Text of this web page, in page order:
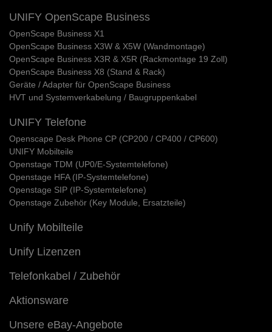
UNIFY OpenScape Business
OpenScape Business X1
OpenScape Business X3W & X5W (Wandmontage)
OpenScape Business X3R & X5R (Rackmontage 19 Zoll)
OpenScape Business X8 (Stand & Rack)
Geräte / Adapter für OpenScape Business
HVT und Systemverkabelung / Baugruppenkabel
UNIFY Telefone
Openscape Desk Phone CP (CP200 / CP400 / CP600)
UNIFY Mobilteile
Openstage TDM (UP0/E-Systemtelefone)
Openstage HFA (IP-Systemtelefone)
Openstage SIP (IP-Systemtelefone)
Openstage Zubehör (Key Module, Ersatzteile)
Unify Mobilteile
Unify Lizenzen
Telefonkabel / Zubehör
Aktionsware
Unsere eBay-Angebote